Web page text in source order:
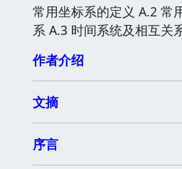
常用坐标系的定义 A.2 常
系 A.3 时间系统及相互关
作者介绍
文摘
序言